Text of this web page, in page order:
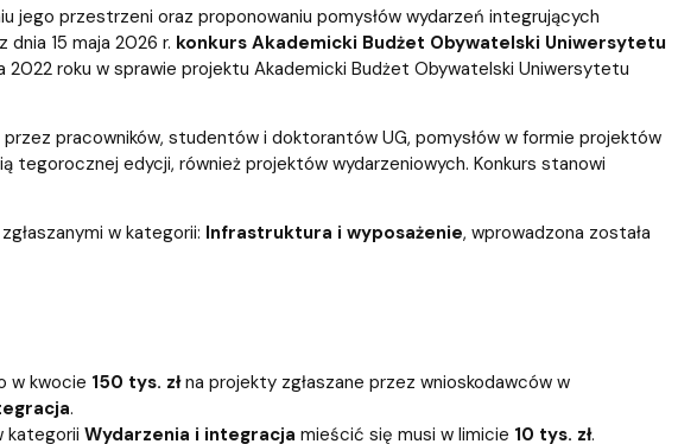
jego przestrzeni oraz proponowaniu pomysłów wydarzeń integrujących
z dnia 15 maja 2026 r. konkurs Akademicki Budżet Obywatelski Uniwersytetu
2022 roku w sprawie projektu Akademicki Budżet Obywatelski Uniwersytetu
pracowników, studentów i doktorantów UG, pomysłów w formie projektów
edycji, również projektów wydarzeniowych. Konkurs stanowi
w kategorii: Infrastruktura i wyposażenie, wprowadzona została
w kwocie 150 tys. złna projekty zgłaszane przez wnioskodawców w
.
kategorii Wydarzenia i integracja mieścić się musi w limicie 10 tys. zł.